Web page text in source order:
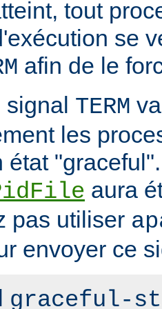
tout
se
afin de le
signal TERM
les
état
aura
pas utiliser
envoyer ce
graceful-